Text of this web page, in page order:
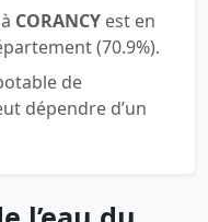
CORANCY est en
(70.9%).
de
dépendre d’un